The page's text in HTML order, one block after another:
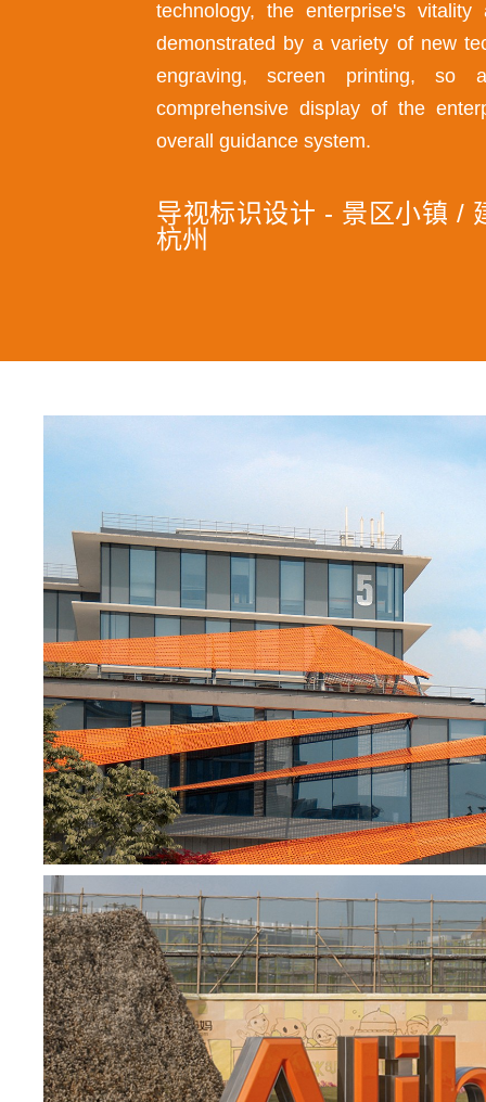
technology, the enterprise's vitality
demonstrated by a variety of new
engraving, screen printing, so
comprehensive display of the
overall guidance system.
导视标识设计 - 景区小镇 /
杭州